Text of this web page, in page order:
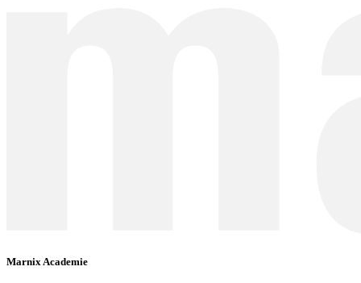
Marnix Academie